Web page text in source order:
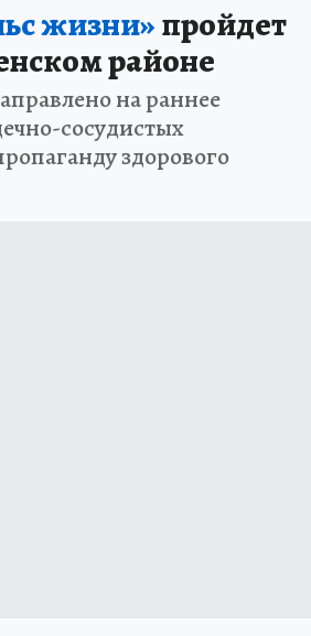
жизни»пройдет
районе
на раннее
сосудистых
здорового